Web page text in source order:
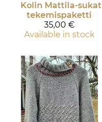
Kolin Mattila-sukat
tekemispaketti
35,00 €
Available in stock